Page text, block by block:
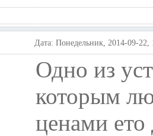
Дата: Понедельник, 2014-09-
Одно из
которым
ценами